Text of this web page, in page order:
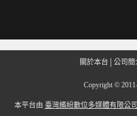
關於本台 公司簡
Copyright ©
本平台由 臺灣繽紛數位多媒體有限公